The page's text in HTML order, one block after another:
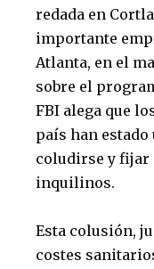
redada en
importante
Atlanta, en el
sobre el
FBI alega que
país han
coludirse y fijar
inquilinos.
Esta colusión,
costes